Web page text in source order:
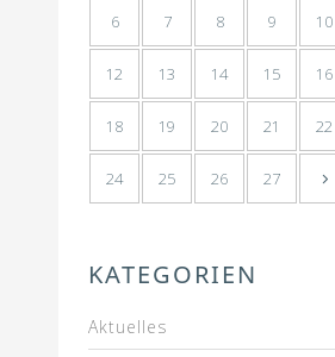
6 7 8 9 10
12 13 14 15 16
18 19 20 21 22
24 25 26 27
KATEGORIEN
Aktuelles